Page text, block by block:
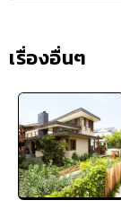
เรื่องอื่นๆ